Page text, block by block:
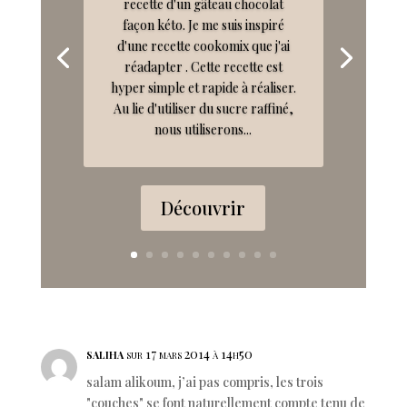
recette d'un gâteau chocolat
façon kéto. Je me suis inspiré
d'une recette cookomix que j'ai
réadapter . Cette recette est
hyper simple et rapide à réaliser.
Au lie d'utiliser du sucre raffiné,
nous utiliserons...
Découvrir
saliha sur 17 mars 2014 à 14h50
salam alikoum, j’ai pas compris, les trois
"couches" se font naturellement compte tenu de